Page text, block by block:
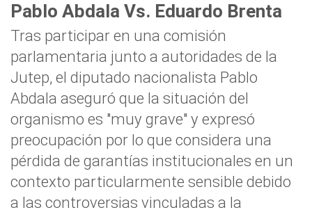
Pablo Abdala Vs. Eduardo Brenta
Tras participar en una comisión
parlamentaria junto a autoridades de la
Jutep, el diputado nacionalista Pablo
Abdala aseguró que la situación del
organismo es "muy grave" y expresó
preocupación por lo que considera una
pérdida de garantías institucionales en un
contexto particularmente sensible debido
a las controversias vinculadas a la